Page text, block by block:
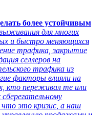
более устойчивым
для многих
и быстро меняющихся
трафика, закрытие
селлеров на
трафика из
факторы влияли на
кто переживал те или
это кризис, а наш